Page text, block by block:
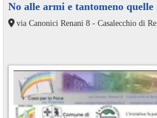
No alle armi e tantomeno quelle
via Canonici Renani 8 - Casalecchio di